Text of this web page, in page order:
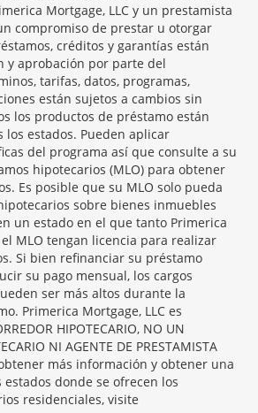
Mortgage, LLC y un prestamista
compromiso de prestar u otorgar
créditos y garantías están
y aprobación por parte del
tarifas, datos, programas,
están sujetos a cambios sin
los productos de préstamo están
estados. Pueden aplicar
del programa así que consulte a su
hipotecarios (MLO) para obtener
Es posible que su MLO solo pueda
sobre bienes inmuebles
un estado en el que tanto Primerica
el MLO tengan licencia para realizar
Si bien refinanciar su préstamo
su pago mensual, los cargos
ser más altos durante la
Primerica Mortgage, LLC es
HIPOTECARIO, NO UN
NI AGENTE DE PRESTAMISTA
obtener más información y obtener una
donde se ofrecen los
residenciales, visite